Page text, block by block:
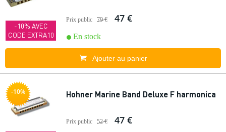
-10% AVEC
CODE EXTRA10
Prix public 79 € 47 €
En stock
Ajouter au panier
-10% Hohner Marine Band Deluxe F harmonica
Prix public 52 € 47 €